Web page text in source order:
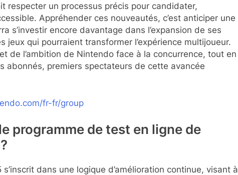
respecter un processus précis pour candidater,
Appréhender ces nouveautés, c’est anticiper une
s’investir encore davantage dans l’expansion de ses
qui pourraient transformer l’expérience multijoueur.
de l’ambition de Nintendo face à la concurrence, tout en
abonnés, premiers spectateurs de cette avancée
fr-fr/group
programme de test en ligne de
dans une logique d’amélioration continue, visant à